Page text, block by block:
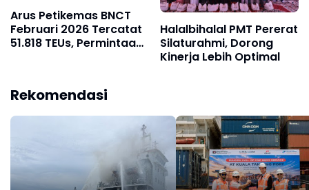
Arus Petikemas BNCT
Februari 2026 Tercatat
51.818 TEUs, Permintaan
Halalbihalal PMT Pererat
Silaturahmi, Dorong
Kinerja Lebih Optimal
Rekomendasi